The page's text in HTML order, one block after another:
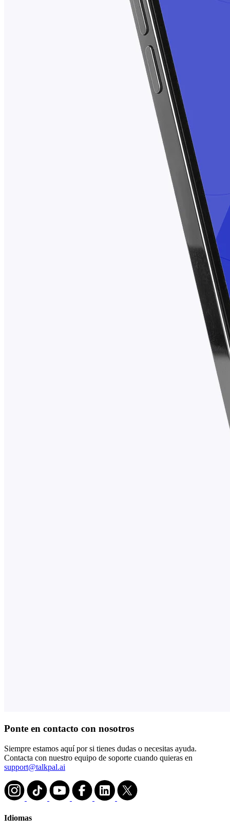
Ponte en contacto con nosotros
Siempre estamos aquí por si tienes dudas o necesitas ayuda.
Contacta con nuestro equipo de soporte cuando quieras en
support@talkpal.ai
Idiomas